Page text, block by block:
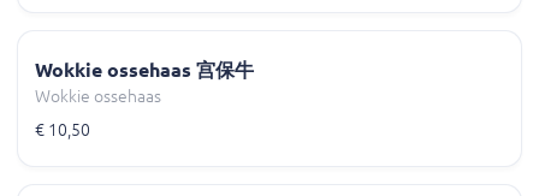
Wokkie ossehaas 宫保牛
Wokkie ossehaas
€ 10,50